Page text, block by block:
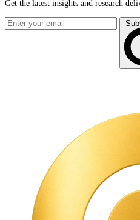
Get the latest insights and research